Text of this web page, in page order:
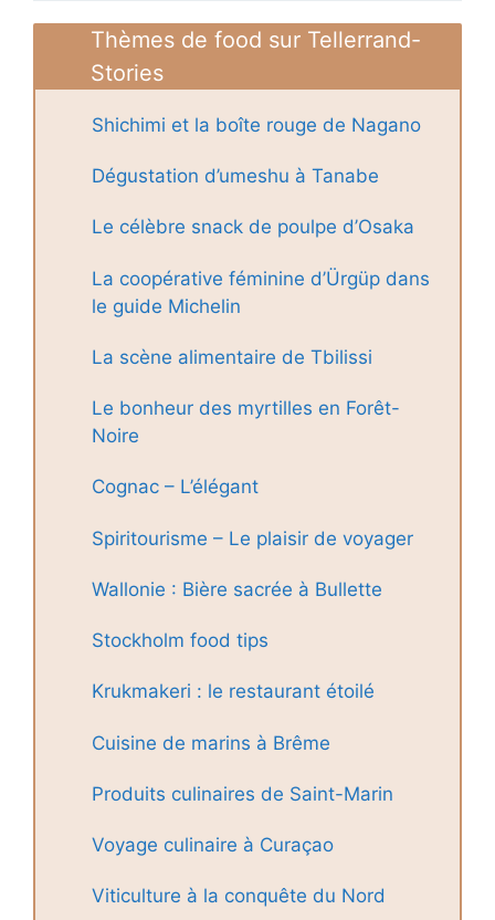
Thèmes de food sur Tellerrand-
Stories
Shichimi et la boîte rouge de Nagano
Dégustation d’umeshu à Tanabe
Le célèbre snack de poulpe d’Osaka
La coopérative féminine d’Ürgüp dans
le guide Michelin
La scène alimentaire de Tbilissi
Le bonheur des myrtilles en Forêt-
Noire
Cognac – L’élégant
Spiritourisme – Le plaisir de voyager
Wallonie : Bière sacrée à Bullette
Stockholm food tips
Krukmakeri : le restaurant étoilé
Cuisine de marins à Brême
Produits culinaires de Saint-Marin
Voyage culinaire à Curaçao
Viticulture à la conquête du Nord